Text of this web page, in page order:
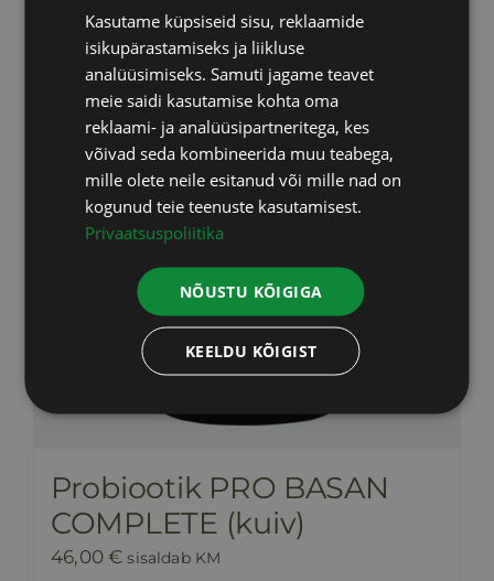
Probiootik PRO BASAN
COMPLETE (kuiv)
46,00€ sisaldab KM
Kasutame küpsiseid sisu, reklaamide
isikupärastamiseks ja liikluse
analüüsimiseks. Samuti jagame teavet
meie saidi kasutamise kohta oma
reklaami- ja analüüsipartneritega, kes
võivad seda kombineerida muu teabega,
mille olete neile esitanud või mille nad on
kogunud teie teenuste kasutamisest.
Privaatsuspoliitika
NÕUSTU KÕIGIGA
KEELDU KÕIGIST